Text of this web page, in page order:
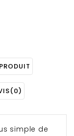
(0)
simple de